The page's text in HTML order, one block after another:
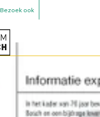
Bezoek ook